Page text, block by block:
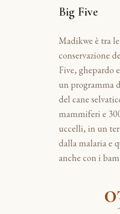
Big Five
Madikwe è tra
conservazione
Five, ghepardo
un programma
del cane
mammiferi e
uccelli, in un
dalla malaria e
anche con i